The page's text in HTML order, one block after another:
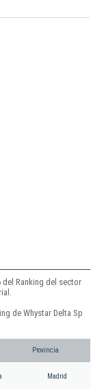
del Ranking del sector
de Whystar Delta Sp
Provincia
Madrid